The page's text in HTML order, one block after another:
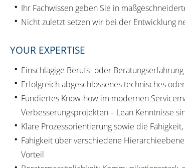
Ihr Fachwissen geben Sie in
Nicht zuletzt setzen wir bei der Entwicklung
YOUR EXPERTISE
Einschlägige Berufs- oder
Erfolgreich abgeschlossenes technisches
Fundiertes Know-how im modernen
Verbesserungsprojekten – Lean Kenntnisse
Klare Prozessorientierung sowie die
Fähigkeit über verschiedene
Vorteil